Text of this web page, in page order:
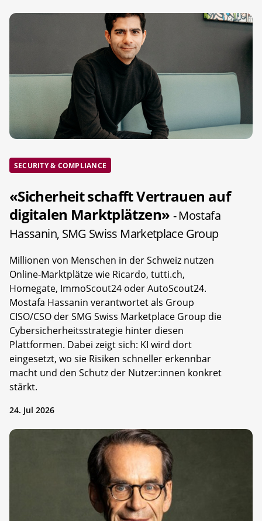
SECURITY & COMPLIANCE
«Sicherheit schafft Vertrauen auf
digitalen Marktplätzen» - Mostafa
Hassanin, SMG Swiss Marketplace Group
Millionen von Menschen in der Schweiz nutzen
Online-Marktplätze wie Ricardo, tutti.ch,
Homegate, ImmoScout24 oder AutoScout24.
Mostafa Hassanin verantwortet als Group
CISO/CSO der SMG Swiss Marketplace Group die
Cybersicherheitsstrategie hinter diesen
Plattformen. Dabei zeigt sich: KI wird dort
eingesetzt, wo sie Risiken schneller erkennbar
macht und den Schutz der Nutzer:innen konkret
stärkt.
24. Jul 2026